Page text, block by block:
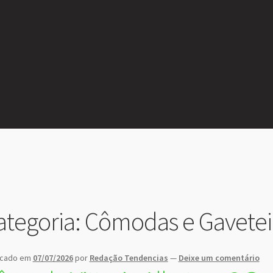
Cômodas e
em 07/07/2026por Redação Tendencias — Deixe um comentário